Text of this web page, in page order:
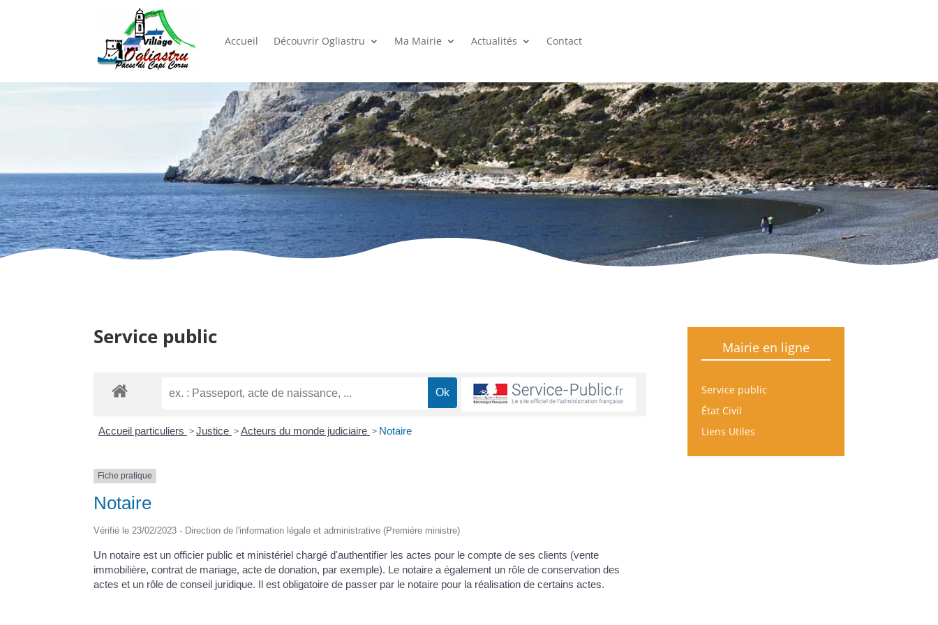
Accueil Découvrir Ogliastru Ma Mairie Actualités Contact
Service public
Accueil particuliers >Justice >Acteurs du monde judiciaire > Notaire
Fiche pratique
Notaire
Vérifié le 23/02/2023 - Direction de l'information légale et administrative (Première ministre)
Un notaire est un officier public et ministériel chargé d'authentifier les actes pour le compte de ses clients (vente
immobilière, contrat de mariage, acte de donation, par exemple). Le notaire a également un rôle de conservation des
actes et un rôle de conseil juridique. Il est obligatoire de passer par le notaire pour la réalisation de certains actes.
Mairie en ligne
Service public
État Civil
Liens Utiles